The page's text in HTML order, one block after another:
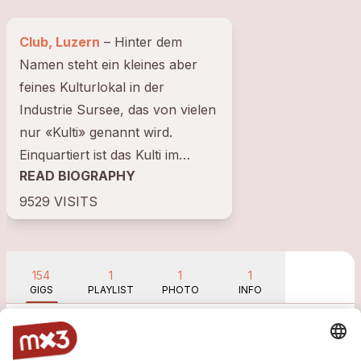
Club, Luzern
Namen steht ein kleines aber
feines Kulturlokal in der
Industrie Sursee, das von vielen
nur «Kulti» genannt wird.
Einquartiert ist das Kulti im
Untergeschoss der Feuerwehr –
daher auch...
READ BIOGRAPHY
9529 VISITS
154
GIGS
1
PLAYLIST
1
PHOTO
1
INFO
Show past gigs (154)